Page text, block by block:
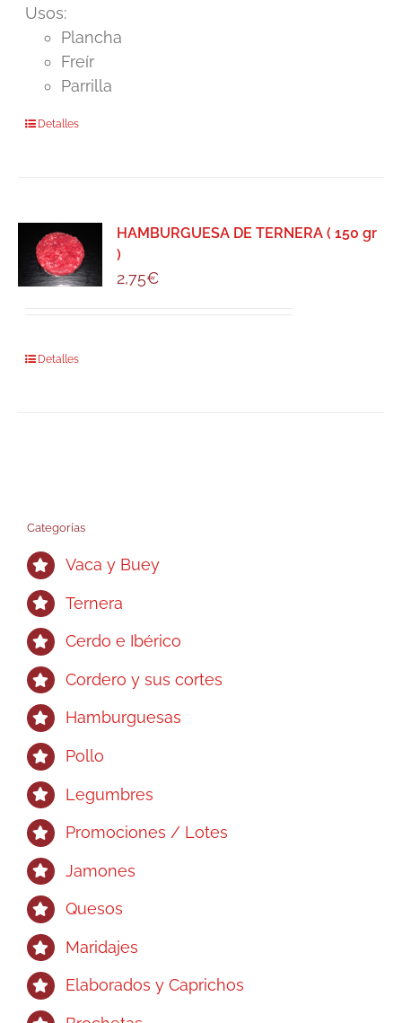
Usos:
Plancha
Freír
Parrilla
Detalles
HAMBURGUESA DE TERNERA ( 150 gr
)
2,75€
Detalles
Categorías
Vaca y Buey
Ternera
Cerdo e Ibérico
Cordero y sus cortes
Hamburguesas
Pollo
Legumbres
Promociones / Lotes
Jamones
Quesos
Maridajes
Elaborados y Caprichos